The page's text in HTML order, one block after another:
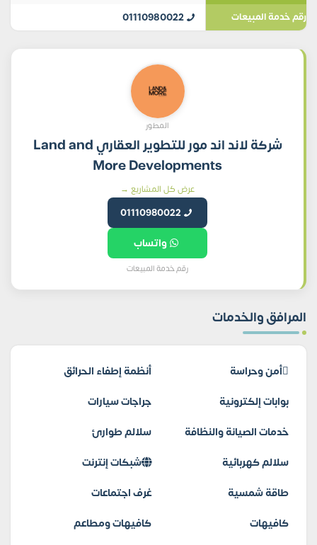
رقم خدمة المبيعات 01110980022
المطور
شركة لاند اند مور للتطوير العقاري Land and
More Developments
عرض كل المشاريع →
01110980022
واتساب
رقم خدمة المبيعات
المرافق والخدمات
أمن وحراسة
أنظمة إطفاء الحرائق
بوابات إلكترونية
جراجات سيارات
خدمات الصيانة والنظافة
سلالم طوارئ
سلالم كهربائية
شبكات إنترنت
طاقة شمسية
غرف اجتماعات
كافيهات
كافيهات ومطاعم